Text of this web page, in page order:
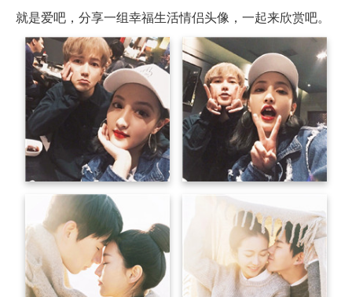
就是爱吧，分享一组幸福生活情侣头像，一起来欣赏吧。